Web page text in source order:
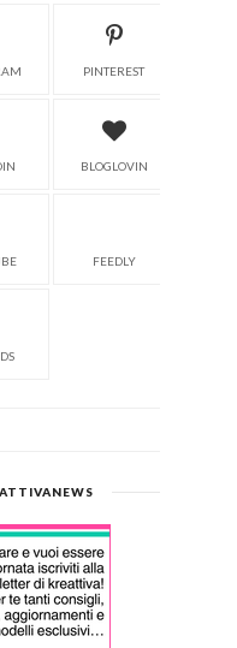
PINTEREST
BLOGLOVIN
FEEDLY